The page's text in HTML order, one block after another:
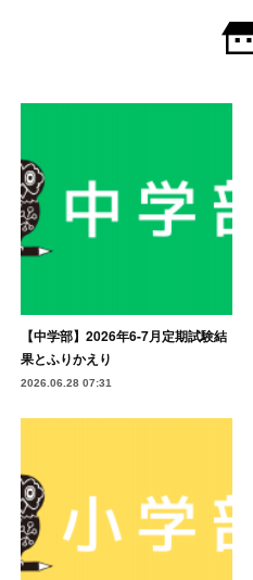
【中学部】2026年6-7月定期試験結
果とふりかえり
2026.06.28 07:31